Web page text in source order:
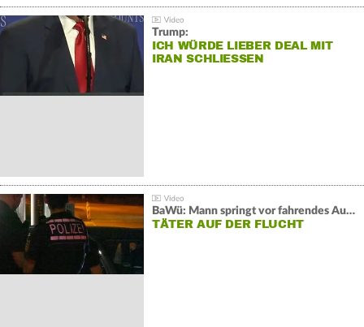
Trump:
ICH WÜRDE LIEBER DEAL MIT
IRAN SCHLIESSEN
BaWü: Mann springt vor fahrendes Auto und schießt
TÄTER AUF DER FLUCHT